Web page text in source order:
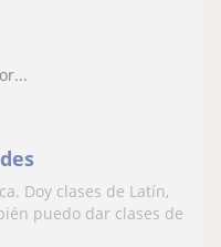
Doy clases de Latín,
puedo dar clases de